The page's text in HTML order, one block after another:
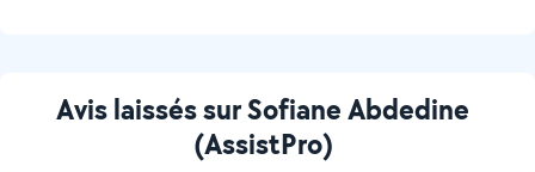
Avis laissés sur Sofiane Abdedine
(AssistPro)